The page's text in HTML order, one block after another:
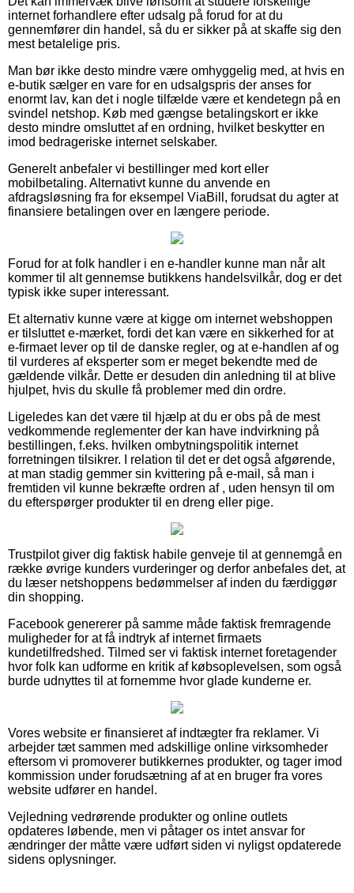
internet forhandlere efter udsalg på forud for at du
gennemfører din handel, så du er sikker på at skaffe sig den
mest betalelige pris.
Man bør ikke desto mindre være omhyggelig med, at hvis en
e-butik sælger en vare for en udsalgspris der anses for
enormt lav, kan det i nogle tilfælde være et kendetegn på en
svindel netshop. Køb med gængse betalingskort er ikke
desto mindre omsluttet af en ordning, hvilket beskytter en
imod bedrageriske internet selskaber.
Generelt anbefaler vi bestillinger med kort eller
mobilbetaling. Alternativt kunne du anvende en
afdragsløsning fra for eksempel ViaBill, forudsat du agter at
finansiere betalingen over en længere periode.
Forud for at folk handler i en e-handler kunne man når alt
kommer til alt gennemse butikkens handelsvilkår, dog er det
typisk ikke super interessant.
Et alternativ kunne være at kigge om internet webshoppen
er tilsluttet e-mærket, fordi det kan være en sikkerhed for at
e-firmaet lever op til de danske regler, og at e-handlen af og
til vurderes af eksperter som er meget bekendte med de
gældende vilkår. Dette er desuden din anledning til at blive
hjulpet, hvis du skulle få problemer med din ordre.
Ligeledes kan det være til hjælp at du er obs på de mest
vedkommende reglementer der kan have indvirkning på
bestillingen, f.eks. hvilken ombytningspolitik internet
forretningen tilsikrer. I relation til det er det også afgørende,
at man stadig gemmer sin kvittering på e-mail, så man i
fremtiden vil kunne bekræfte ordren af , uden hensyn til om
du efterspørger produkter til en dreng eller pige.
Trustpilot giver dig faktisk habile genveje til at gennemgå en
række øvrige kunders vurderinger og derfor anbefales det, at
du læser netshoppens bedømmelser af inden du færdiggør
din shopping.
Facebook genererer på samme måde faktisk fremragende
muligheder for at få indtryk af internet firmaets
kundetilfredshed. Tilmed ser vi faktisk internet foretagender
hvor folk kan udforme en kritik af købsoplevelsen, som også
burde udnyttes til at fornemme hvor glade kunderne er.
Vores website er finansieret af indtægter fra reklamer. Vi
arbejder tæt sammen med adskillige online virksomheder
eftersom vi promoverer butikkernes produkter, og tager imod
kommission under forudsætning af at en bruger fra vores
website udfører en handel.
Vejledning vedrørende produkter og online outlets
opdateres løbende, men vi påtager os intet ansvar for
ændringer der måtte være udført siden vi nyligst opdaterede
sidens oplysninger.